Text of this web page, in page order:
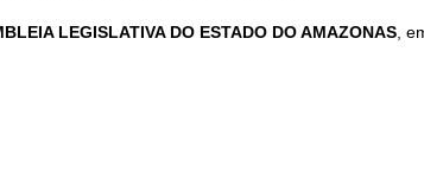
LEGISLATIVA DO ESTADO DO AMAZONAS,